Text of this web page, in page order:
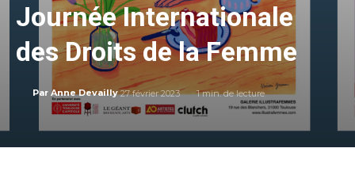
Journée Internationale
des Droits de la Femme
Par Anne Devailly 27 février 2023 1min. de lecture